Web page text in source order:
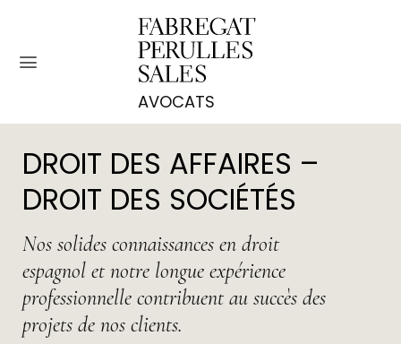
contenu
DROIT DES AFFAIRES –
DROIT DES SOCIÉTÉS
Nos solides connaissances en droit
espagnol et notre longue expérience
professionnelle contribuent au succès des
projets de nos clients.